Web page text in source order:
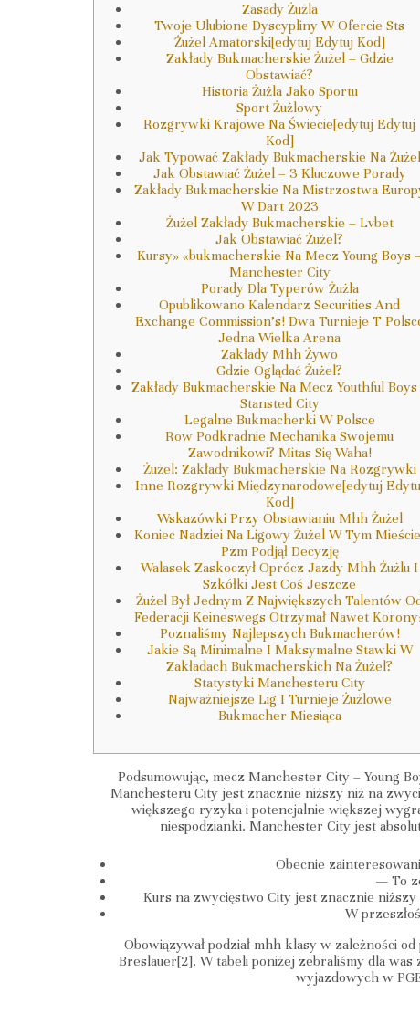
Zasady Żużla
Twoje Ulubione Dyscypliny W Ofercie Sts
Żużel Amatorski[edytuj Edytuj Kod]
Zakłady Bukmacherskie Żużel – Gdzie
Obstawiać?
Historia Żużla Jako Sportu
Sport Żużlowy
Rozgrywki Krajowe Na Świecie[edytuj Edytuj
Kod]
Jak Typować Zakłady Bukmacherskie Na Żużel
Jak Obstawiać Żużel – 3 Kluczowe Porady
Zakłady Bukmacherskie Na Mistrzostwa
W Dart 2023
Żużel Zakłady Bukmacherskie – Lvbet
Jak Obstawiać Żużel?
Kursy» «bukmacherskie Na Mecz Young Boys
Manchester City
Porady Dla Typerów Żużla
Opublikowano Kalendarz Securities And
Exchange Commission’s! Dwa Turnieje T
Jedna Wielka Arena
Zakłady Mhh Żywo
Gdzie Oglądać Żużel?
Zakłady Bukmacherskie Na Mecz Youthful Boys
Stansted City
Legalne Bukmacherki W Polsce
Row Podkradnie Mechanika Swojemu
Zawodnikowi? Mitas Się Waha!
Żużel: Zakłady Bukmacherskie Na Rozgrywki
Inne Rozgrywki Międzynarodowe[edytuj
Kod]
Wskazówki Przy Obstawianiu Mhh Żużel
Koniec Nadziei Na Ligowy Żużel W Tym
Pzm Podjął Decyzję
Walasek Zaskoczył Oprócz Jazdy Mhh Żużlu I
Szkółki Jest Coś Jeszcze
Żużel Był Jednym Z Największych Talentów
Federacji Keineswegs Otrzymał Nawet
Poznaliśmy Najlepszych Bukmacherów!
Jakie Są Minimalne I Maksymalne Stawki W
Zakładach Bukmacherskich Na Żużel?
Statystyki Manchesteru City
Najważniejsze Lig I Turnieje Żużlowe
Bukmacher Miesiąca
Podsumowując, mecz Manchester City – Young
Manchesteru City jest znacznie niższy niż na
większego ryzyka i potencjalnie większej
niespodzianki. Manchester City jest
Obecnie
— To
Kurs na zwycięstwo City jest znacznie
W
Obowiązywał podział mhh klasy w zależności
Breslauer[2]. W tabeli poniżej zebraliśmy dla
wyjazdowych w